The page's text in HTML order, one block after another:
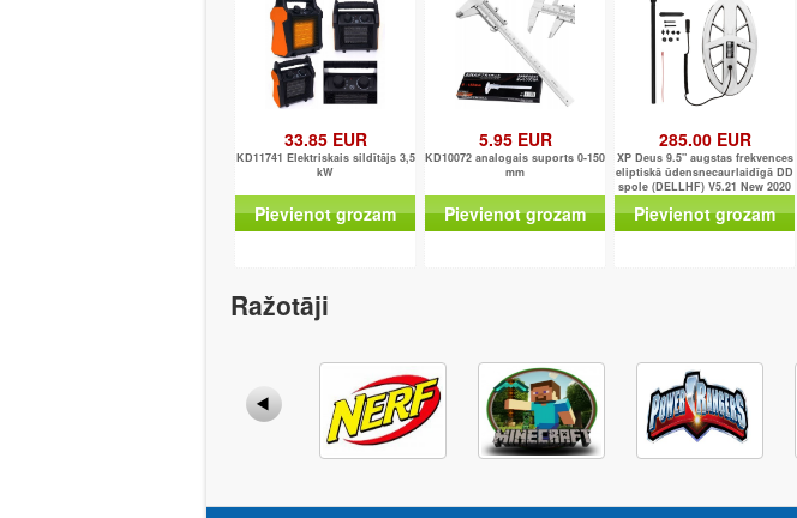
33.85 EUR
KD11741 Elektriskais sildītājs 3,5
kW
Pievienot grozam
5.95 EUR
KD10072 analogais suports 0-150
mm
Pievienot grozam
285.00 EUR
XP Deus 9.5" augstas frekvences
eliptiskā ūdensnecaurlaidīgā DD
spole (DELLHF) V5.21 New 2020
Pievienot grozam
Ražotāji